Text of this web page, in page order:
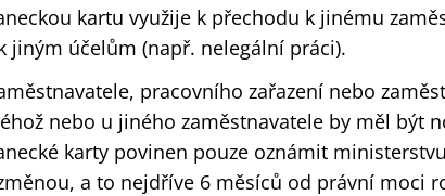
kartu využije k přechodu k jinému
jiným účelům (např. nelegální práci).
pracovního zařazení nebo
nebo u jiného zaměstnavatele by měl být
karty povinen pouze oznámit
a to nejdříve 6 měsíců od právní moci